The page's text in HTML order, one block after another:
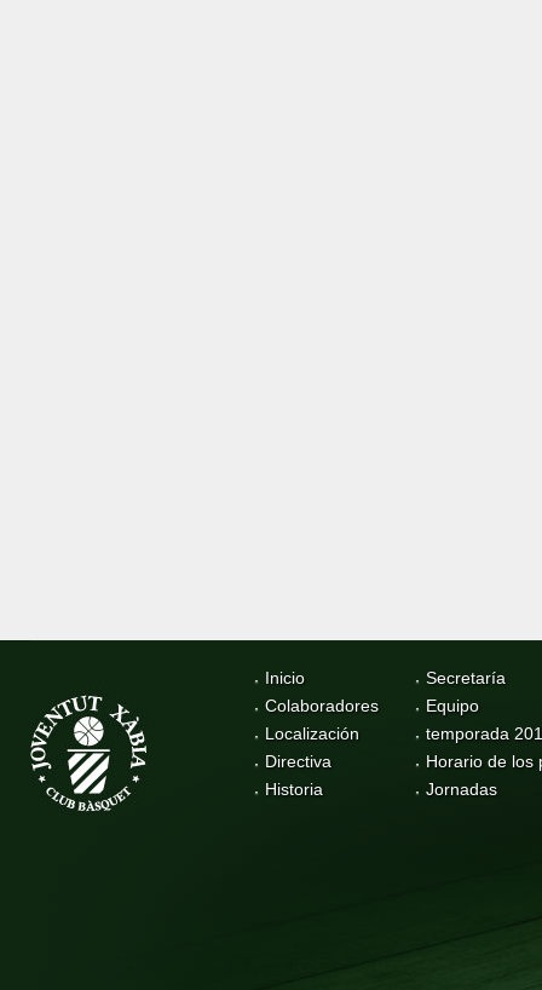
Inicio
Colaboradores
Localización
Directiva
Historia
Secretaría
Equipo
temporada
Horario de los
Jornadas